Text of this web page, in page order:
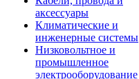
аксессуары
Климатические и
инженерные системы
Низковольтное и
промышленное
электрооборудование